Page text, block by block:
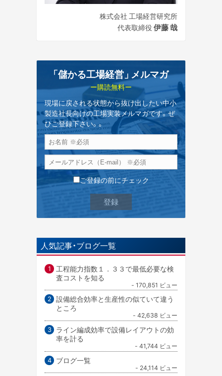
株式会社 工場経営研究所
代表取締役 伊藤 哉
「儲かる工場経営」 メルマガ
ー購読無料ー
現場に戻される状態から抜け出したい中小
製造社長向けの工場実装メルマガです。ぜ
ひご登録下さい。。
ご登録の前にチェック
人気記事・ブログ一覧
工程能力指数１．３３で最低必要な検
査コストを知る
- 170,851 ビュー
設備総合効率と生産性の似ていて違う
ところ
- 42,638 ビュー
ライン編成効率で設備レイアウトの効
率を計る
- 41,744 ビュー
ブログ一覧
- 24,114 ビュー